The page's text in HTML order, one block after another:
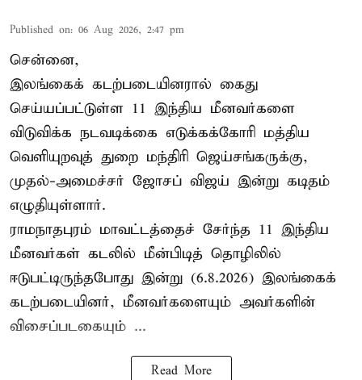
Published on: 06 Aug 2026, 2:47 pm
சென்னை,
இலங்கைக் கடற்படையினரால் கைது
செய்யப்பட்டுள்ள 11 இந்திய மீனவர்களை
விடுவிக்க நடவடிக்கை எடுக்கக்கோரி மத்திய
வெளியுறவுத் துறை மந்திரி ஜெய்சங்கருக்கு,
முதல்-அமைச்சர் ஜோசப் விஜய் இன்று கடிதம்
எழுதியுள்ளார்.
ராமநாதபுரம் மாவட்டத்தைச் சேர்ந்த 11 இந்திய
மீனவர்கள் கடலில் மீன்பிடித் தொழிலில்
ஈடுபட்டிருந்தபோது இன்று (6.8.2026) இலங்கைக்
கடற்படையினர், மீனவர்களையும் அவர்களின்
விசைப்படகையும் ...
Read More